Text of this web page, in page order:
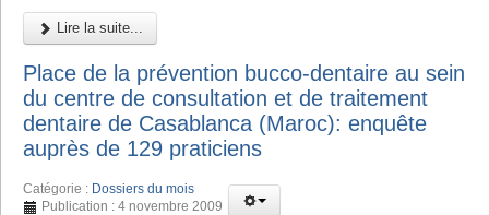
Lire la suite...
Place de la prévention bucco-dentaire au sein
du centre de consultation et de traitement
dentaire de Casablanca (Maroc): enquête
auprès de 129 praticiens
Catégorie : Dossiers du mois
Publication : 4 novembre 2009